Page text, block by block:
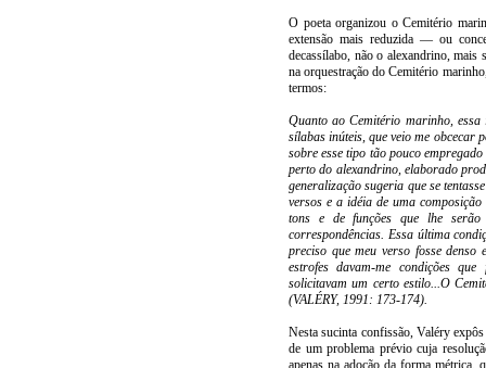
O poeta organizou o Cemitério
extensão mais reduzida — ou
decassílabo, não o alexandrino, mais
na orquestração do Cemitério
termos:
Quanto ao Cemitério marinho,
sílabas inúteis, que veio me obcecar
sobre esse tipo tão pouco
perto do alexandrino, elaborado
generalização sugeria que se
versos e a idéia de uma
tons e de funções que lhe serão
correspondências. Essa última
preciso que meu verso fosse
estrofes davam-me condições
solicitavam um certo estilo...O
(VALÉRY, 1991: 173-174).
Nesta sucinta confissão, Valéry
de um problema prévio cuja
apenas na adoção da forma métrica,